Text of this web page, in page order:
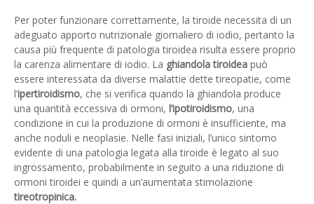
Per poter funzionare correttamente, la tiroide necessita di un
adeguato apporto nutrizionale giornaliero di iodio, pertanto la
causa più frequente di patologia tiroidea risulta essere proprio
la carenza alimentare di iodio. La ghiandola tiroidea può
essere interessata da diverse malattie dette tireopatie, come
l’ipertiroidismo, che si verifica quando la ghiandola produce
una quantità eccessiva di ormoni, l’ipotiroidismo, una
condizione in cui la produzione di ormoni è insufficiente, ma
anche noduli e neoplasie. Nelle fasi iniziali, l’unico sintomo
evidente di una patologia legata alla tiroide è legato al suo
ingrossamento, probabilmente in seguito a una riduzione di
ormoni tiroidei e quindi a un’aumentata stimolazione
tireotropinica.